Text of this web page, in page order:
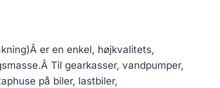
er en enkel, højkvalitets,
Til gearkasser, vandpumper,
på biler, lastbiler,